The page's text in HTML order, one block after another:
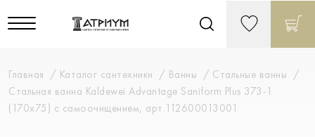
Главная Каталог сантехники Ванны
Стальные ванны
Стальная ванна Kaldewei Advantage Saniform Plus 373-1
(170x75) с самоочищением, арт.112600013001